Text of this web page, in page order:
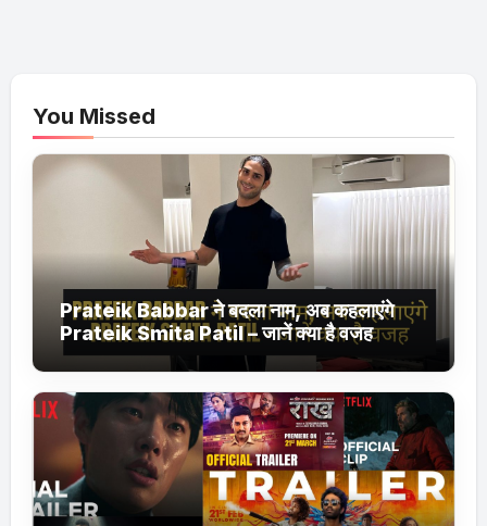
You Missed
Prateik Babbar ने बदला नाम, अब कहलाएंगे
Prateik Smita Patil – जानें क्या है वजह